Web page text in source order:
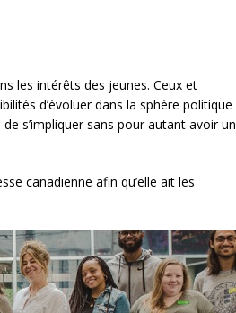
les intérêts des jeunes. Ceux et
d’évoluer dans la sphère politique
s’impliquer sans pour autant avoir un
canadienne afin qu’elle ait les